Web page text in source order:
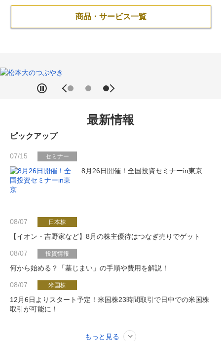
商品・サービス一覧
最新情報
ピックアップ
07/15 セミナー
8月26日開催！全国投資セミナーin東京
08/07 日本株
【イオン・吉野家など】8月の株主優待はつなぎ売りでゲット
08/07 投資情報
何から始める？「墓じまい」の手順や費用を解説！
08/07 米国株
12月6日よりスタート予定！米国株23時間取引で日中での米国株
取引が可能に！
もっと見る